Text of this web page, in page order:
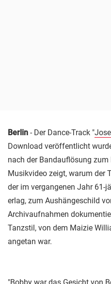
Berlin - Der Dance-Track "
Download veröffentlicht
nach der Bandauflösung
Musikvideo zeigt, warum der
der im vergangenen Jahr 61-
erlag, zum Aushängeschild
Archivaufnahmen
Tanzstil, von dem Maizie
angetan war.